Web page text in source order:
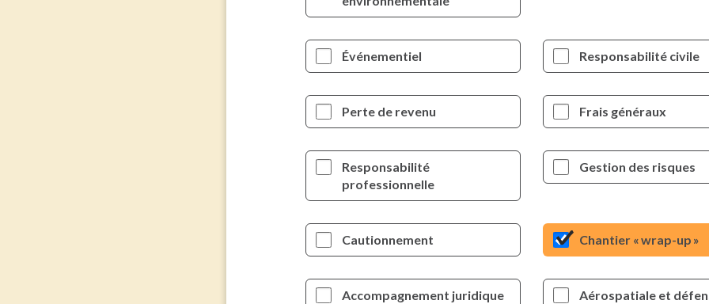
Événementiel Responsabilité civile
Perte de revenu Frais généraux
Responsabilité
professionnelle
Gestion des risques
Cautionnement Chantier « wrap-up »
Accompagnement juridique
Aérospatiale et